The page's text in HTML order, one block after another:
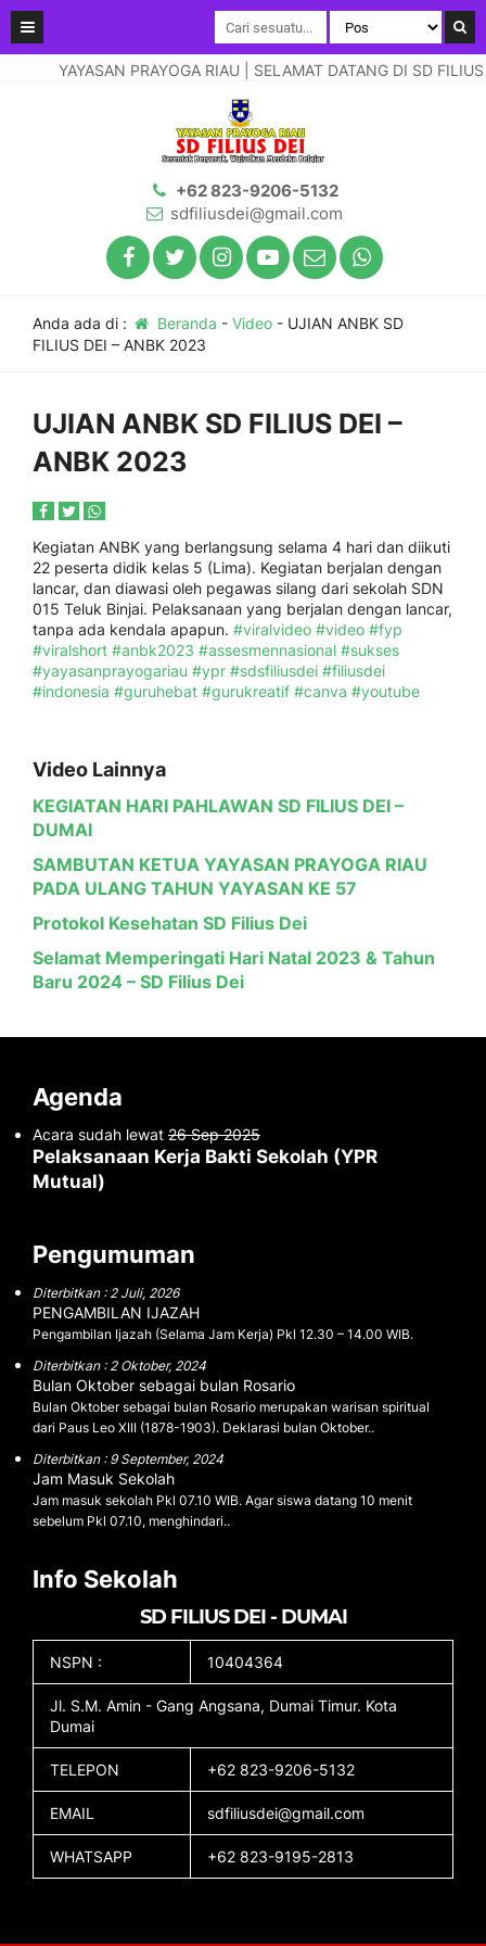
YAYASAN PRAYOGA RIAU | SELAMAT DATANG DI SD
+62 823-9206-5132
sdfiliusdei@gmail.com
Anda ada di : Beranda - Video- UJIAN ANBK SD
FILIUS DEI – ANBK 2023
UJIAN ANBK SD FILIUS DEI –
ANBK 2023
Kegiatan ANBK yang berlangsung selama 4 hari dan diikuti
22 peserta didik kelas 5 (Lima). Kegiatan berjalan dengan
lancar, dan diawasi oleh pegawas silang dari sekolah SDN
015 Teluk Binjai. Pelaksanaan yang berjalan dengan lancar,
tanpa ada kendala apapun. #viralvideo #video #fyp
#viralshort #anbk2023 #assesmennasional #sukses
#yayasanprayogariau #ypr #sdsfiliusdei #filiusdei
#indonesia #guruhebat #gurukreatif #canva #youtube
Video Lainnya
KEGIATAN HARI PAHLAWAN SD FILIUS DEI –
DUMAI
SAMBUTAN KETUA YAYASAN PRAYOGA RIAU
PADA ULANG TAHUN YAYASAN KE 57
Protokol Kesehatan SD Filius Dei
Selamat Memperingati Hari Natal 2023 & Tahun
Baru 2024 – SD Filius Dei
Agenda
Acara sudah lewat 26 Sep 2025
Pelaksanaan Kerja Bakti Sekolah (YPR
Mutual)
Pengumuman
Diterbitkan : 2 Juli, 2026
PENGAMBILAN IJAZAH
Pengambilan Ijazah (Selama Jam Kerja) Pkl 12.30 – 14.00 WIB.
Diterbitkan : 2 Oktober, 2024
Bulan Oktober sebagai bulan Rosario
Bulan Oktober sebagai bulan Rosario merupakan warisan spiritual
dari Paus Leo XIII (1878-1903). Deklarasi bulan Oktober..
Diterbitkan : 9 September, 2024
Jam Masuk Sekolah
Jam masuk sekolah Pkl 07.10 WIB. Agar siswa datang 10 menit
sebelum Pkl 07.10, menghindari..
Info Sekolah
SD FILIUS DEI - DUMAI
NSPN : 10404364
Jl. S.M. Amin - Gang Angsana, Dumai Timur. Kota
Dumai
TELEPON +62 823-9206-5132
EMAIL sdfiliusdei@gmail.com
WHATSAPP +62 823-9195-2813